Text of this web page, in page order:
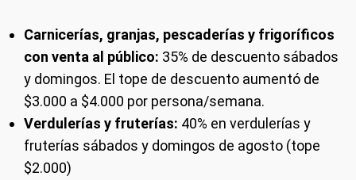
Carnicerías, granjas, pescaderías y frigoríficos
con venta al público: 35% de descuento sábados
y domingos. El tope de descuento aumentó de
$3.000 a $4.000 por persona/semana.
Verdulerías y fruterías: 40% en verdulerías y
fruterías sábados y domingos de agosto (tope
$2.000)